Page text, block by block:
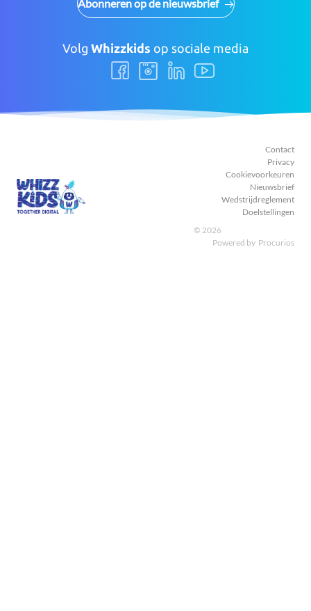
Abonneren op de nieuwsbrief
Volg Whizzkids op sociale media
Volg
ons
Volg
ons
Volg
ons
Volg
ons
Contact
Privacy
Cookievoorkeuren
Nieuwsbrief
Wedstrijdreglement
Doelstellingen
© 2026
Powered by Procurios